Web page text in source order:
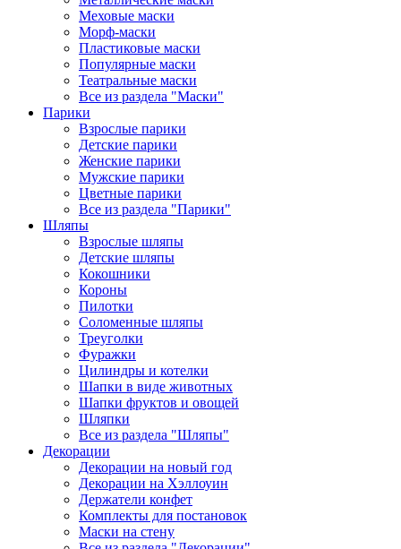
Меховые маски
Морф-маски
Пластиковые маски
Популярные маски
Театральные маски
Все из раздела "Маски"
Парики
Взрослые парики
Детские парики
Женские парики
Мужские парики
Цветные парики
Все из раздела "Парики"
Шляпы
Взрослые шляпы
Детские шляпы
Кокошники
Короны
Пилотки
Соломенные шляпы
Треуголки
Фуражки
Цилиндры и котелки
Шапки в виде животных
Шапки фруктов и овощей
Шляпки
Все из раздела "Шляпы"
Декорации
Декорации на новый год
Декорации на Хэллоуин
Держатели конфет
Комплекты для постановок
Маски на стену